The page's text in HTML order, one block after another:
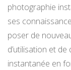
photographie
ses
poser de
d’utilisation et
instantanée en